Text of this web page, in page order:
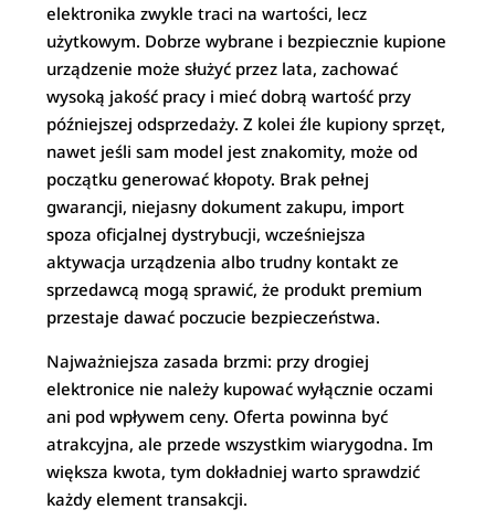
elektronika zwykle traci na wartości, lecz
użytkowym. Dobrze wybrane i bezpiecznie kupione
urządzenie może służyć przez lata, zachować
wysoką jakość pracy i mieć dobrą wartość przy
późniejszej odsprzedaży. Z kolei źle kupiony sprzęt,
nawet jeśli sam model jest znakomity, może od
początku generować kłopoty. Brak pełnej
gwarancji, niejasny dokument zakupu, import
spoza oficjalnej dystrybucji, wcześniejsza
aktywacja urządzenia albo trudny kontakt ze
sprzedawcą mogą sprawić, że produkt premium
przestaje dawać poczucie bezpieczeństwa.
Najważniejsza zasada brzmi: przy drogiej
elektronice nie należy kupować wyłącznie oczami
ani pod wpływem ceny. Oferta powinna być
atrakcyjna, ale przede wszystkim wiarygodna. Im
większa kwota, tym dokładniej warto sprawdzić
każdy element transakcji.